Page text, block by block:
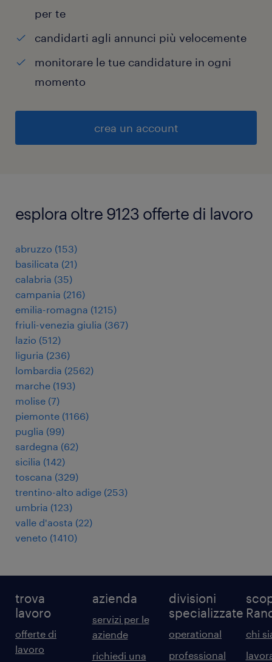
per te
candidarti agli annunci più velocemente
monitorare le tue candidature in ogni
momento
crea un account
esplora oltre 9123 offerte di lavoro
abruzzo (153)
basilicata (21)
calabria (35)
campania (216)
emilia-romagna (1215)
friuli-venezia giulia (367)
lazio (512)
liguria (236)
lombardia (2562)
marche (193)
molise (7)
piemonte (1166)
puglia (99)
sardegna (62)
sicilia (142)
toscana (329)
trentino-alto adige (253)
umbria (123)
valle d'aosta (22)
veneto (1410)
trova
lavoro
offerte di
lavoro
azienda
servizi per le
aziende
richiedi una
divisioni
specializzate
operational
professional
chi